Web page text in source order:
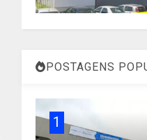
POSTAGENS
1